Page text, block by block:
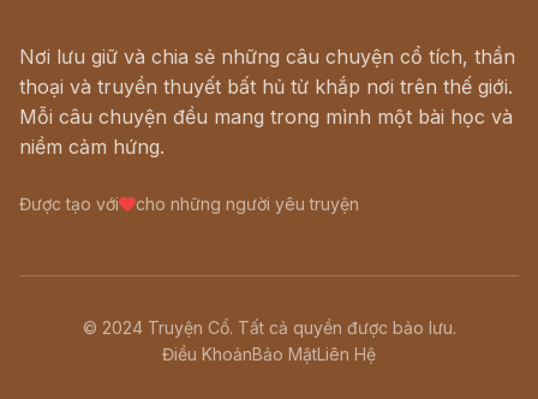
Nơi lưu giữ và chia sẻ những câu chuyện cổ tích, thần
thoại và truyền thuyết bất hủ từ khắp nơi trên thế giới.
Mỗi câu chuyện đều mang trong mình một bài học và
niềm cảm hứng.
Được tạo với cho những người yêu truyện
© 2024 Truyện Cổ. Tất cả quyền được bảo lưu.
Điều KhoảnBảo MậtLiên Hệ